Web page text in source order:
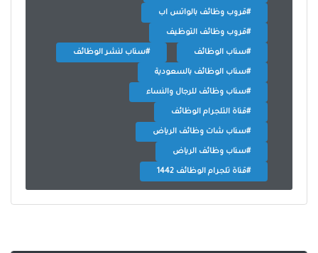
#قروب وظائف بالواتس اب
#قروب وظائف التوظيف
#سناب الوظائف #سناب لنشر الوظائف
#سناب الوظائف بالسعودية
#سناب وظائف للرجال والنساء
#قناة التلجرام الوظائف
#سناب شات وظائف الرياض
#سناب وظائف الرياض
#قناة تلجرام الوظائف 1442